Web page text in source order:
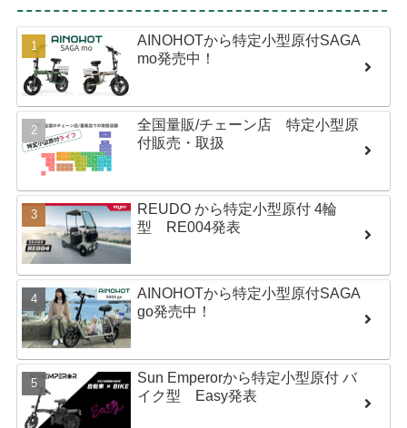
AINOHOTから特定小型原付SAGA
mo発売中！
全国量販/チェーン店 特定小型原
付販売・取扱
REUDO から特定小型原付 4輪
型 RE004発表
AINOHOTから特定小型原付SAGA
go発売中！
Sun Emperorから特定小型原付 バ
イク型 Easy発表